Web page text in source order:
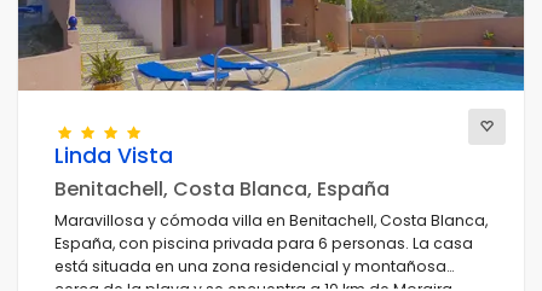
Linda Vista
Benitachell, Costa Blanca, España
Maravillosa y cómoda villa en Benitachell, Costa Blanca,
España, con piscina privada para 6 personas. La casa
está situada en una zona residencial y montañosa